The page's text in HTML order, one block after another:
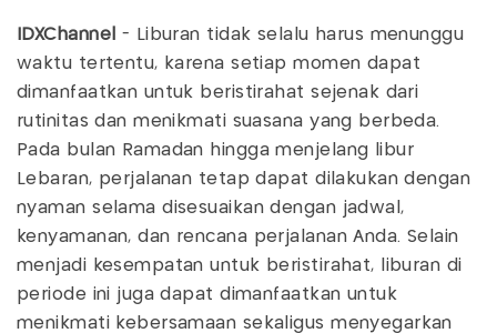
IDXChannel
- Liburan tidak selalu harus menunggu
waktu tertentu, karena setiap momen dapat
dimanfaatkan untuk beristirahat sejenak dari
rutinitas dan menikmati suasana yang berbeda.
Pada bulan Ramadan hingga menjelang libur
Lebaran, perjalanan tetap dapat dilakukan dengan
nyaman selama disesuaikan dengan jadwal,
kenyamanan, dan rencana perjalanan Anda. Selain
menjadi kesempatan untuk beristirahat, liburan di
periode ini juga dapat dimanfaatkan untuk
menikmati kebersamaan sekaligus menyegarkan